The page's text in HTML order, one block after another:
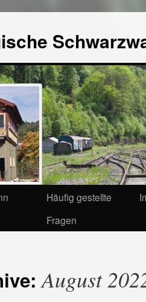
Häufig gestellte
Fragen
August